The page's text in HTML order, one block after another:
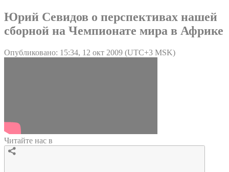
Юрий Севидов о перспективах нашей
сборной на Чемпионате мира в Африке
Опубликовано: 15:34, 12 окт 2009 (UTC+3 MSK)
Читайте нас в